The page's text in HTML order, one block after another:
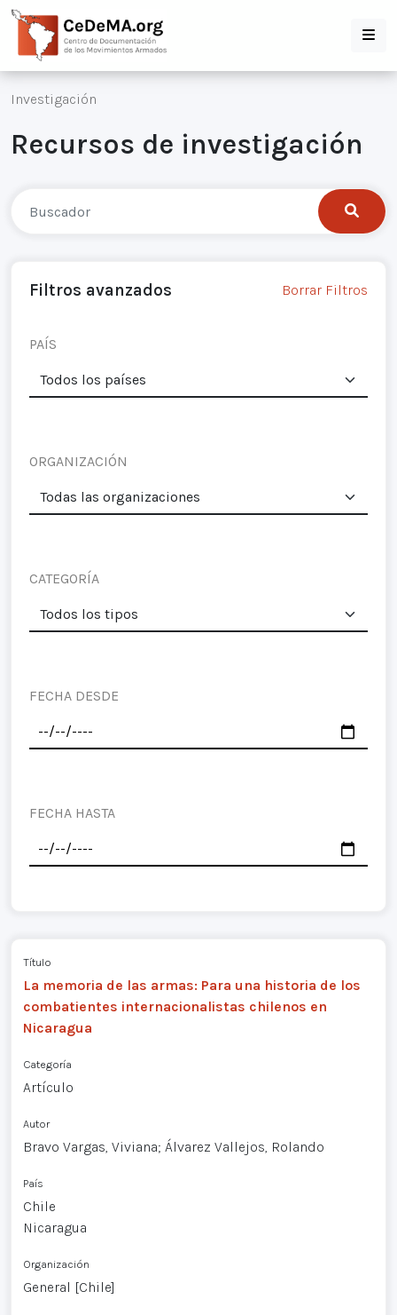
Investigación
Recursos de investigación
Filtros avanzados Borrar Filtros
PAÍS
ORGANIZACIÓN
CATEGORÍA
FECHA DESDE
FECHA HASTA
Título
La memoria de las armas: Para una historia de los
combatientes internacionalistas chilenos en
Nicaragua
Categoría
Artículo
Autor
Bravo Vargas, Viviana; Álvarez Vallejos, Rolando
País
Chile
Nicaragua
Organización
General [Chile]